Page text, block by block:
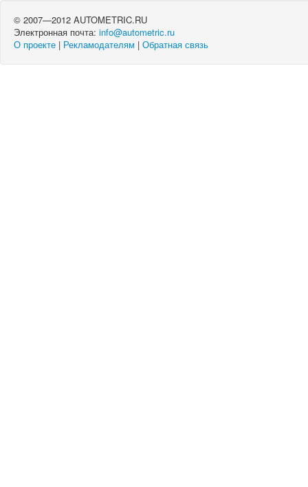
© 2007—2012 AUTOMETRIC.RU
Электронная почта: info@autometric.ru
О проекте | Рекламодателям | Обратная связь